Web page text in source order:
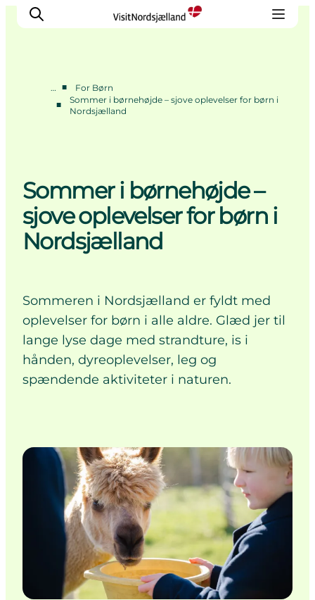
Highlights
Overnatning
Byer
Planlæg ferien
… ■
For Børn
■
Sommer i børnehøjde – sjove oplevelser for børn i
Nordsjælland
Sommer i børnehøjde –
sjove oplevelser for børn i
Nordsjælland
Sommeren i Nordsjælland er fyldt med
oplevelser for børn i alle aldre. Glæd jer til
lange lyse dage med strandture, is i
hånden, dyreoplevelser, leg og
spændende aktiviteter i naturen.